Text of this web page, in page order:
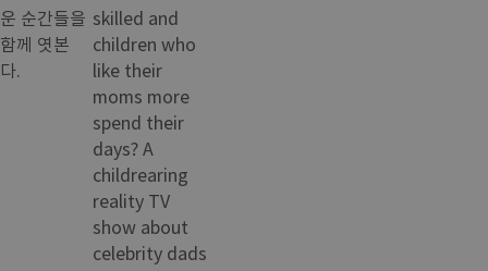
운 순간들을
함께 엿본
다.
skilled and
children who
like their
moms more
spend their
days? A
childrearing
reality TV
show about
celebrity dads